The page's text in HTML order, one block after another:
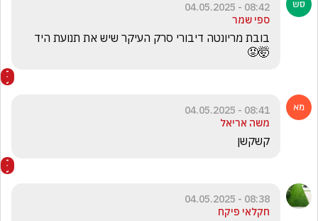
08:42 - 04.05.2025
ספי שמר
🤯😡
08:41 - 04.05.2025
משה אריאל
קשקשן
08:38 - 04.05.2025
חקלאי פיקח